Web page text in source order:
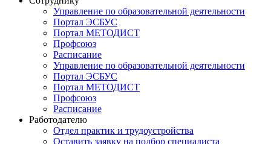
Управление по образовательной деятельности
Портал ЭСБУС
Портал МЕТОДИСТ
Профсоюз
Расписание
Управление по образовательной деятельности
Портал ЭСБУС
Портал МЕТОДИСТ
Профсоюз
Расписание
Работодателю
Отдел практик и трудоустройства
Оставить заявку на подбор специалиста